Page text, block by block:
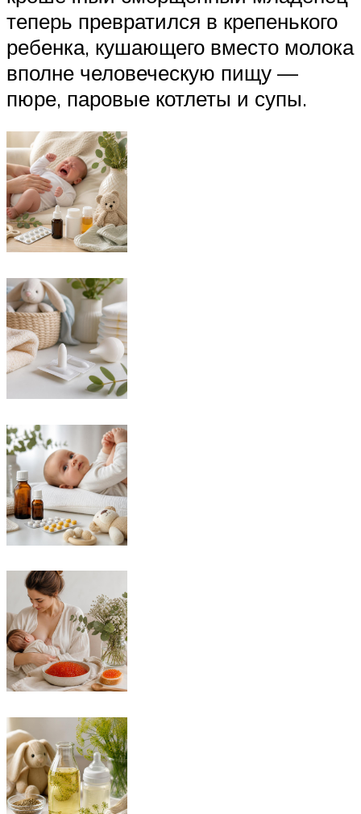
теперь превратился в крепенького
ребенка, кушающего вместо молока
вполне человеческую пищу —
пюре, паровые котлеты и супы.